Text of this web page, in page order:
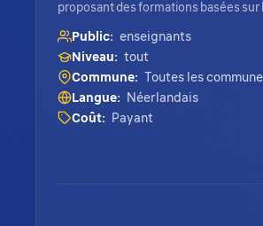
proposant des formations basées sur
Public: enseignants
Niveau: tout
Commune: Toutes les
Langue:
Néerlandais
Coût:
Payant